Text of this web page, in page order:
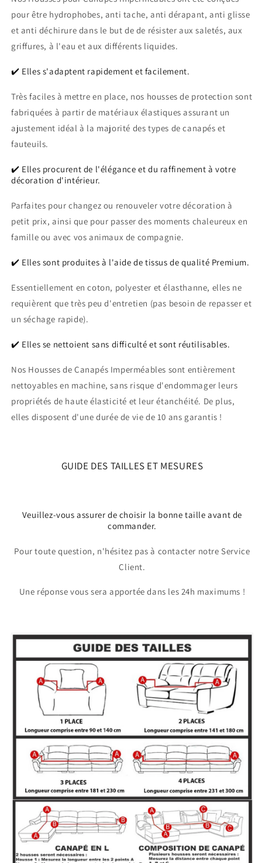
pour être hydrophobes, anti tache, anti dérapant, anti glisse
et anti déchirure dans le but de de résister aux saletés, aux
griffures, à l'eau et aux différents liquides.
✔️ Elles s'adaptent rapidement et facilement.
Très faciles à mettre en place, nos housses de protection sont
fabriquées à partir de matériaux élastiques assurant un
ajustement idéal à la majorité des types de canapés et
fauteuils.
✔️ Elles procurent de l'élégance et du raffinement à votre
décoration d'intérieur.
Parfaites pour changez ou renouveler votre décoration à
petit prix, ainsi que pour passer des moments chaleureux en
famille ou avec vos animaux de compagnie.
✔️ Elles sont produites à l'aide de tissus de qualité Premium.
Essentiellement en coton, polyester et élasthanne, elles ne
requièrent que très peu d'entretien (pas besoin de repasser et
un séchage rapide).
✔️ Elles se nettoient sans difficulté et sont réutilisables.
Nos Housses de Canapés Imperméables sont entièrement
nettoyables en machine, sans risque d'endommager leurs
propriétés de haute élasticité et leur étanchéité. De plus,
elles disposent d'une durée de vie de 10 ans garantis !
GUIDE DES TAILLES ET MESURES
Veuillez-vous assurer de choisir la bonne taille avant de
commander.
Pour toute question, n'hésitez pas à contacter notre Service
Client.
Une réponse vous sera apportée dans les 24h maximums !